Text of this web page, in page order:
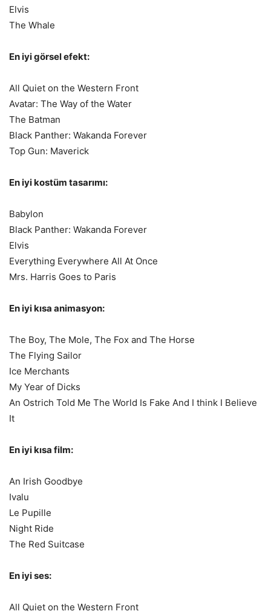
Elvis
The Whale
En iyi görsel efekt:
All Quiet on the Western Front
Avatar: The Way of the Water
The Batman
Black Panther: Wakanda Forever
Top Gun: Maverick
En iyi kostüm tasarımı:
Babylon
Black Panther: Wakanda Forever
Elvis
Everything Everywhere All At Once
Mrs. Harris Goes to Paris
En iyi kısa animasyon:
The Boy, The Mole, The Fox and The Horse
The Flying Sailor
Ice Merchants
My Year of Dicks
An Ostrich Told Me The World Is Fake And I think I Believe
It
En iyi kısa film:
An Irish Goodbye
Ivalu
Le Pupille
Night Ride
The Red Suitcase
En iyi ses:
All Quiet on the Western Front